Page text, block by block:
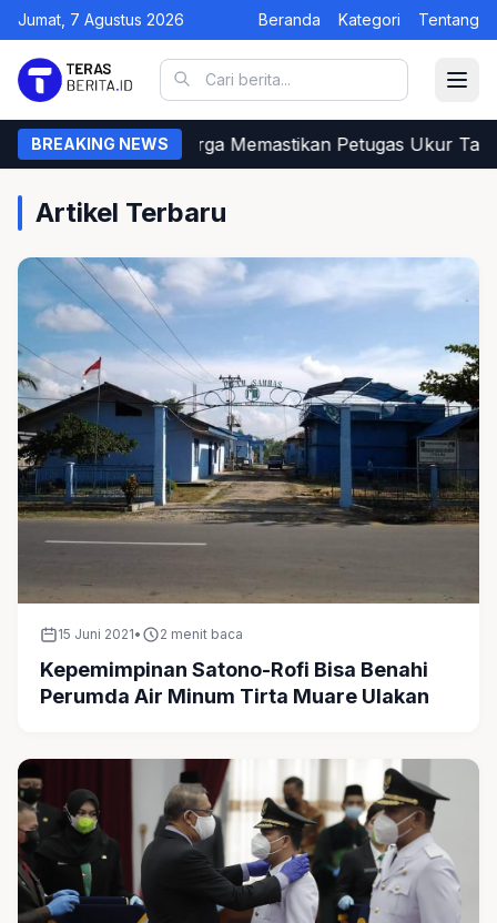
Jumat, 7 Agustus 2026 Beranda Kategori Tentang
BREAKING NEWS
Begini Cara Warga Memastikan Petugas Ukur
Artikel Terbaru
15 Juni 2021• 2 menit baca
Kepemimpinan Satono-Rofi Bisa Benahi
Perumda Air Minum Tirta Muare Ulakan